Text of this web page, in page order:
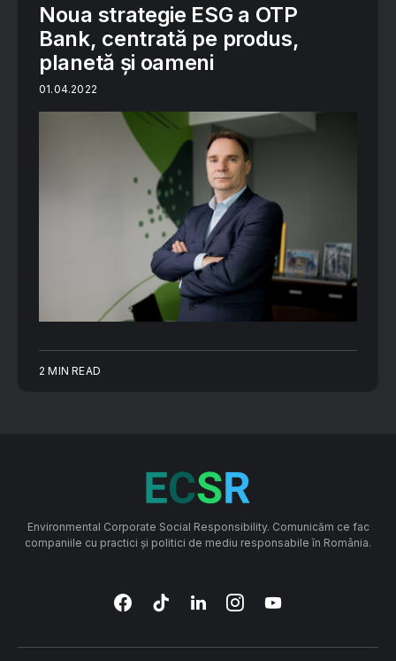
Noua strategie ESG a OTP
Bank, centrată pe produs,
planetă și oameni
01.04.2022
2 MIN READ
Environmental Corporate Social Responsibility. Comunicăm ce fac
companiile cu practici și politici de mediu responsabile în România.